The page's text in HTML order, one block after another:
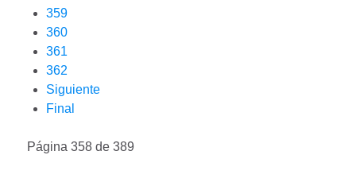
359
360
361
362
Siguiente
Final
Página 358 de 389